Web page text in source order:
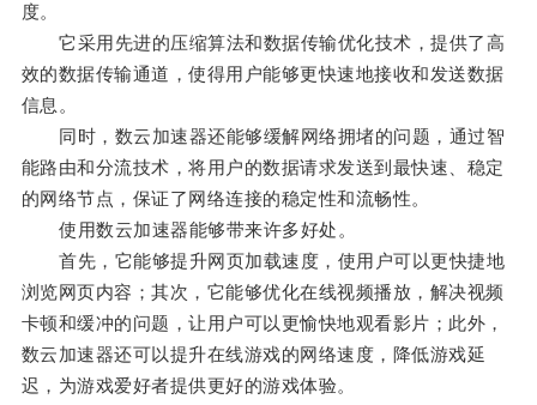
度。
它采用先进的压缩算法和数据传输优化技术，提供了高
效的数据传输通道，使得用户能够更快速地接收和发送数据
信息。
同时，数云加速器还能够缓解网络拥堵的问题，通过智
能路由和分流技术，将用户的数据请求发送到最快速、稳定
的网络节点，保证了网络连接的稳定性和流畅性。
使用数云加速器能够带来许多好处。
首先，它能够提升网页加载速度，使用户可以更快捷地
浏览网页内容；其次，它能够优化在线视频播放，解决视频
卡顿和缓冲的问题，让用户可以更愉快地观看影片；此外，
数云加速器还可以提升在线游戏的网络速度，降低游戏延
迟，为游戏爱好者提供更好的游戏体验。